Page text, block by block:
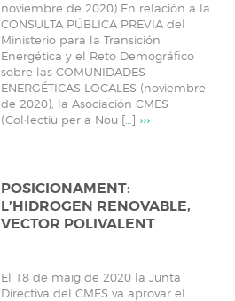
noviembre de 2020) En relación a la
CONSULTA PÚBLICA PREVIA del
Ministerio para la Transición
Energética y el Reto Demográfico
sobre las COMUNIDADES
ENERGÉTICAS LOCALES (noviembre
de 2020), la Asociación CMES
(Col·lectiu per a Nou […] ›››
POSICIONAMENT:
L’HIDROGEN RENOVABLE,
VECTOR POLIVALENT
El 18 de maig de 2020 la Junta
Directiva del CMES va aprovar el